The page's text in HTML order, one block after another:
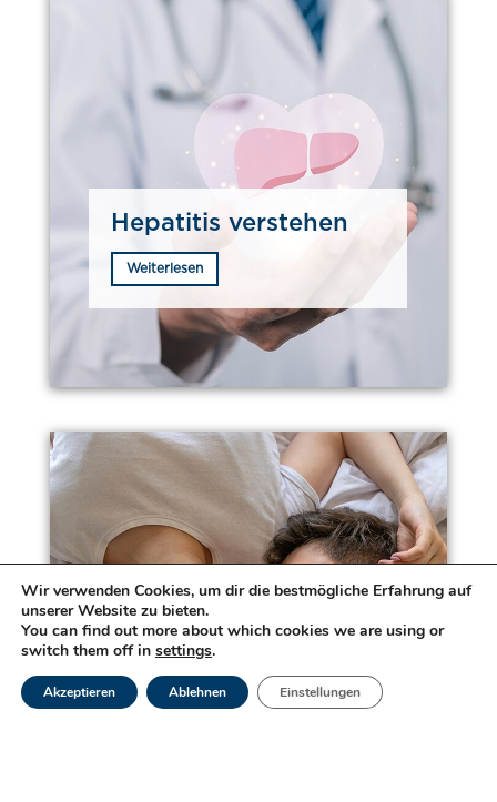
Hepatitis verstehen
Weiterlesen
HPV
Weiterlesen
Wir verwenden Cookies, um dir die bestmögliche Erfahrung auf
unserer Website zu bieten.
You can find out more about which cookies we are using or
switch them off in settings.
Akzeptieren Ablehnen Einstellungen